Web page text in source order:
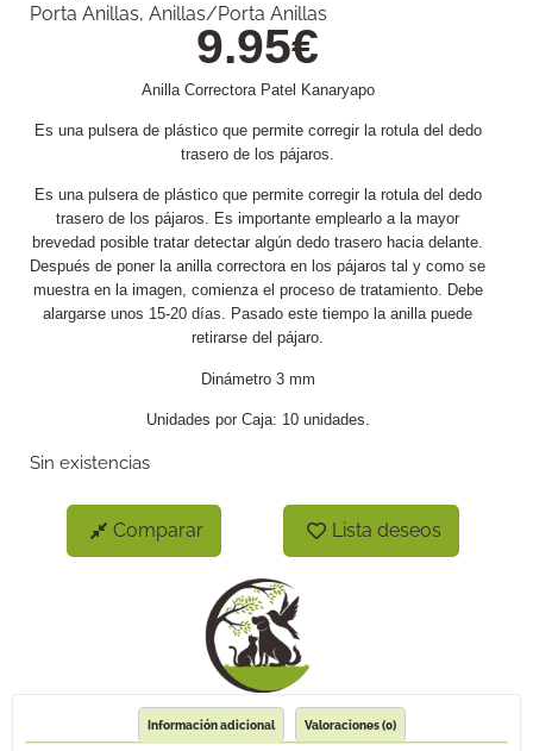
Porta Anillas, Anillas/Porta Anillas
9.95€
Anilla Correctora Patel Kanaryapo
Es una pulsera de plástico que permite corregir la rotula del dedo
trasero de los pájaros.
Es una pulsera de plástico que permite corregir la rotula del dedo
trasero de los pájaros. Es importante emplearlo a la mayor
brevedad posible tratar detectar algún dedo trasero hacia delante.
Después de poner la anilla correctora en los pájaros tal y como se
muestra en la imagen, comienza el proceso de tratamiento. Debe
alargarse unos 15-20 días. Pasado este tiempo la anilla puede
retirarse del pájaro.
Dinámetro 3 mm
Unidades por Caja: 10 unidades.
Sin existencias
Comparar Lista deseos
Información adicional Valoraciones (0)